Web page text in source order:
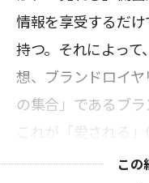
情報を享受するだ
持つ。それによっ
想、ブランドロイ
の集合」であるブラ
これが「愛される」
この